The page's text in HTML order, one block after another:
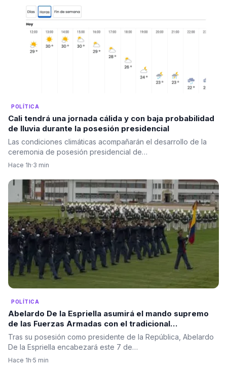
POLÍTICA
Cali tendrá una jornada cálida y con baja probabilidad
de lluvia durante la posesión presidencial
Las condiciones climáticas acompañarán el desarrollo de la
ceremonia de posesión presidencial de…
Hace 1h·3 min
POLÍTICA
Abelardo De la Espriella asumirá el mando supremo
de las Fuerzas Armadas con el tradicional
“reconocimiento de tropas” en el Batallón Pichincha
en el Día del Ejército.
Tras su posesión como presidente de la República, Abelardo
De la Espriella encabezará este 7 de…
Hace 1h·5 min